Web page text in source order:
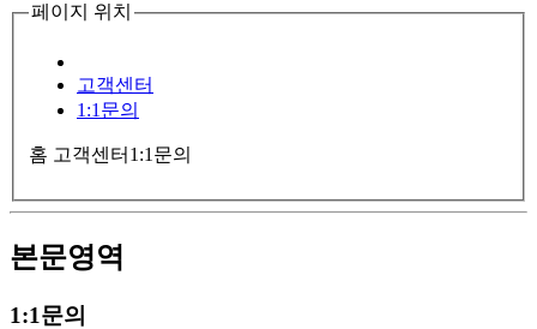
페이지 위치
고객센터
1:1문의
홈 고객센터 1:1문의
본문영역
1:1문의